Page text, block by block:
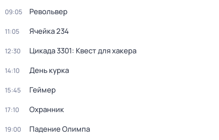
09:05 Револьвер
11:05 Ячейка 234
12:30 Цикада 3301: Квест для хакера
14:10 День курка
15:45 Геймер
17:10 Охранник
19:00 Падение Олимпа